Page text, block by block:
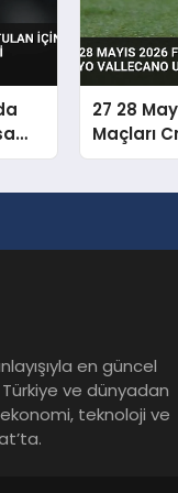
27 28
Maçları
en güncel
ve dünyadan
teknoloji ve